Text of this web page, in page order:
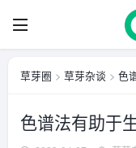
草芽圈 > 草芽杂谈 > 色
色谱法有助于